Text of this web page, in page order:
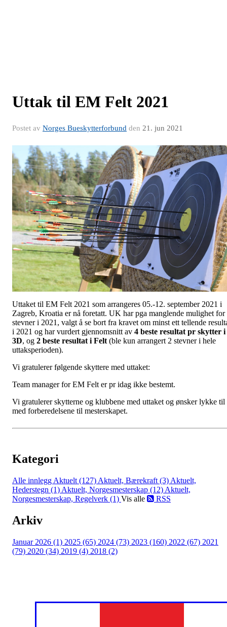
Uttak til EM Felt 2021
Postet av Norges Bueskytterforbund den 21. jun 2021
Uttaket til EM Felt 2021 som arrangeres 05.-12. september 2021 i
Zagreb, Kroatia er nå foretatt. UK har pga manglende mulighet for
stevner i 2021, valgt å se bort fra kravet om minst ett tellende
i 2021 og har vurdert gjennomsnitt av 4 beste resultat pr skytter i
3D, og 2 beste resultat i Felt (ble kun arrangert 2 stevner i hele
uttaksperioden).
Vi gratulerer følgende skyttere med uttaket:
Team manager for EM Felt er pr idag ikke bestemt.
Vi gratulerer skytterne og klubbene med uttaket og ønsker lykke til
med forberedelsene til mesterskapet.
Kategori
Alle innlegg Aktuelt (127) Aktuelt, Bærekraft (3) Aktuelt,
Hederstegn (1) Aktuelt, Norgesmesterskap (12) Aktuelt,
Norgesmesterskap, Regelverk (1) Vis alle RSS
Arkiv
Januar 2026 (1) 2025 (65) 2024 (73) 2023 (160) 2022 (67) 2021
(79) 2020 (34) 2019 (4) 2018 (2)